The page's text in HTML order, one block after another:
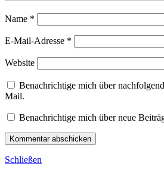
Name *
E-Mail-Adresse *
Website
Benachrichtige mich über
Mail.
Benachrichtige mich über neue
Schließen